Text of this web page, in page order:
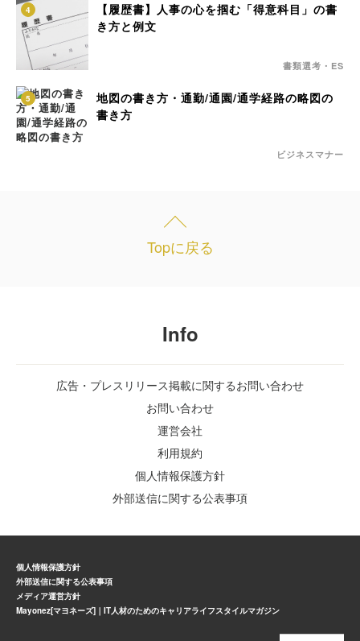
4
【履歴書】人事の心を掴む「得意科目」の書
き方と例文
書類選考・ES
5
地図の書き方・通勤/通園/通学経路の略図の
書き方
ビジネスマナー
Topに戻る
Info
広告・プレスリリース掲載に関するお問い合わせ
お問い合わせ
運営会社
利用規約
個人情報保護方針
外部送信に関する公表事項
個人情報保護方針
外部送信に関する公表事項
メディア運営方針
Mayonez[マヨネーズ]｜IT人材のためのキャリアライフスタイルマガジン